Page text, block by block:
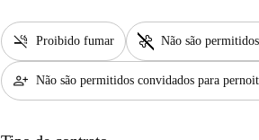
smoke_free Proibido fumar pet_supplies Não são
person_add Não são permitidos convidados para